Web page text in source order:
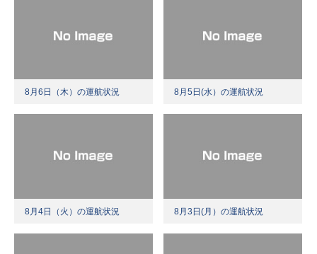
8月6日（木）の運航状況 8月5日(水）の運航状況
8月4日（火）の運航状況 8月3日(月）の運航状況